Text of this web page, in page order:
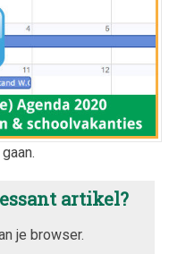
artikel?
je browser.